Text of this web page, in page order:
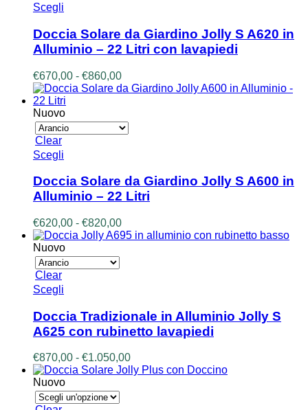
Scegli
ha
più
varianti.
opzioni
possono
essere
scelte
nella
Doccia Solare da Giardino Jolly S A620 in
Alluminio – 22 Litri con lavapiedi
€670,00 - €860,00Fascia
di
€670,00
a
Nuovo
Clear
Scegli
ha
più
varianti.
Le
opzioni
possono
essere
scelte
prodotto
Doccia Solare da Giardino Jolly S A600 in
Alluminio – 22 Litri
€620,00 - €820,00Fascia
di
Nuovo
Clear
Scegli
ha
più
varianti.
Le
opzioni
possono
essere
scelte
Doccia Tradizionale in Alluminio Jolly S
A625 con rubinetto lavapiedi
€870,00 - €1.050,00Fascia
di
Nuovo